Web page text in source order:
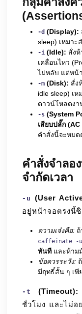
-d (Display):
sleep) เหมา
-i (Idle): สั่ง
เคลื่อนไหว
ไม่หลับ แต่หน้
-m (Disk): สั่ง
idle sleep) เ
ดาวน์โหลดงา
-s (System
เสียบปลั๊ก
คำสั่งนี้จะหมด
คำสั่งจำลอ
จำกัดเวลา
-u (User
อยู่หน้าจอตรงนี้ซิ
ความเจ๋งคือ:
caffeinate -u
ทันที และห้าม
ข้อควรระวัง:
มีฤทธิ์สั้น ๆ เพี
-t (Timeout):
ชั่วโมง และไม่อ